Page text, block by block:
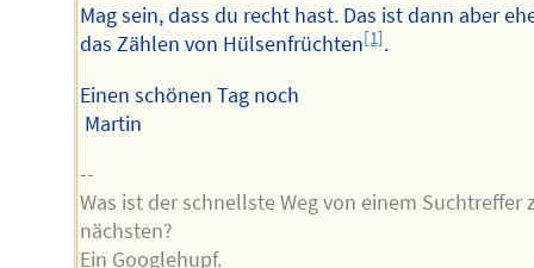
Mag sein, dass du recht hast. Das ist dann aber
das Zählen von Hülsenfrüchten[1].
Einen schönen Tag noch
Martin
--
Was ist der schnellste Weg von einem Suchtreffer
nächsten?
Ein Googlehupf.